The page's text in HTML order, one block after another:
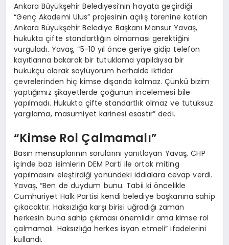
Ankara Büyükşehir Belediyesi’nin hayata geçirdiği
“Genç Akademi Ulus” projesinin açılış törenine katılan
Ankara Büyükşehir Belediye Başkanı Mansur Yavaş,
hukukta çifte standartlığın olmaması gerektiğini
vurguladı. Yavaş, “5-10 yıl önce geriye gidip telefon
kayıtlarına bakarak bir tutuklama yapıldıysa bir
hukukçu olarak söylüyorum herhalde iktidar
çevrelerinden hiç kimse dışarıda kalmaz. Çünkü bizim
yaptığımız şikayetlerde çoğunun incelemesi bile
yapılmadı. Hukukta çifte standartlık olmaz ve tutuksuz
yargılama, masumiyet karinesi esastır” dedi.
“Kimse Rol Çalmamalı”
Basın mensuplarının sorularını yanıtlayan Yavaş, CHP
içinde bazı isimlerin DEM Parti ile ortak miting
yapılmasını eleştirdiği yönündeki iddialara cevap verdi.
Yavaş, “Ben de duydum bunu. Tabii ki öncelikle
Cumhuriyet Halk Partisi kendi belediye başkanına sahip
çıkacaktır. Haksızlığa karşı birisi uğradığı zaman
herkesin buna sahip çıkması önemlidir ama kimse rol
çalmamalı. Haksızlığa herkes isyan etmeli” ifadelerini
kullandı.